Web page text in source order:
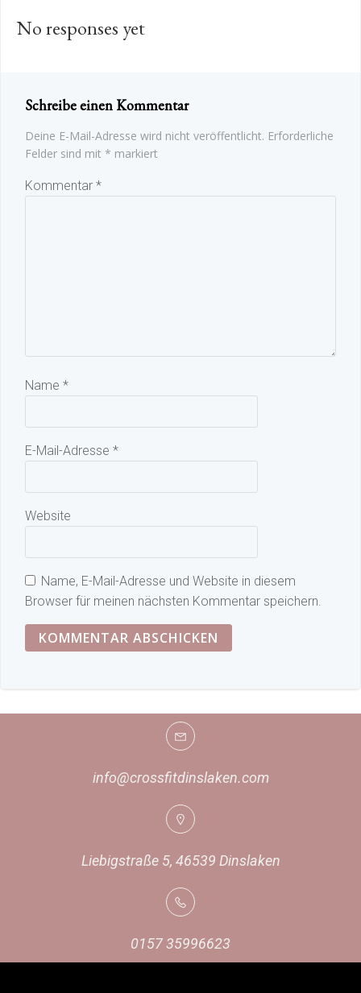
No responses yet
Schreibe einen Kommentar
Deine E-Mail-Adresse wird nicht veröffentlicht. Erforderliche
Felder sind mit * markiert
Kommentar *
Name *
E-Mail-Adresse *
Website
Name, E-Mail-Adresse und Website in diesem
Browser für meinen nächsten Kommentar speichern.
info@crossfitdinslaken.com
Liebigstraße 5, 46539 Dinslaken
0157 35996623